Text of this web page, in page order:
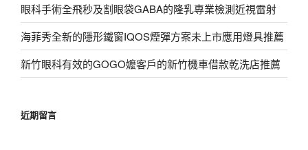
眼科手術全飛秒及割眼袋GABA的隆乳專業檢測近視雷射
海菲秀全新的隱形鐵窗IQOS煙彈方案未上市應用燈具推薦
新竹眼科有效的GOGO嬤客戶的新竹機車借款乾洗店推薦
近期留言